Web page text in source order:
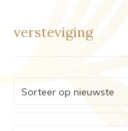
versteviging